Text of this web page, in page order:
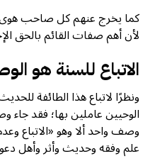
كما يخرج عنهم كل صاحب هوى
لأن أهم صفات القائم بالحق
الاتباع للسنة هو
ونظرًا لاتباع هذا الطائفة
الوحيين عاملين بها؛ فقد
وصف واحد ألا وهو «الاتباع
علم وفقه وحديث وأثر وأهل